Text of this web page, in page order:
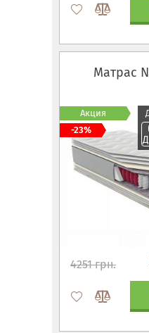
Матрас
4251 грн.
Акция
-23%